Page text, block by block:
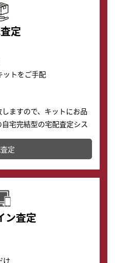
定
ットをご手配
ますので、キットにお品
宅完結型の宅配査定シス
取に出すことが可能で
定
ン査定
け